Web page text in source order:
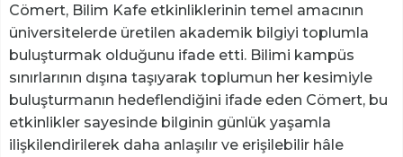
Cömert, Bilim Kafe etkinliklerinin temel amacının
üniversitelerde üretilen akademik bilgiyi toplumla
buluşturmak olduğunu ifade etti. Bilimi kampüs
sınırlarının dışına taşıyarak toplumun her kesimiyle
buluşturmanın hedeflendiğini ifade eden Cömert, bu
etkinlikler sayesinde bilginin günlük yaşamla
ilişkilendirilerek daha anlaşılır ve erişilebilir hâle